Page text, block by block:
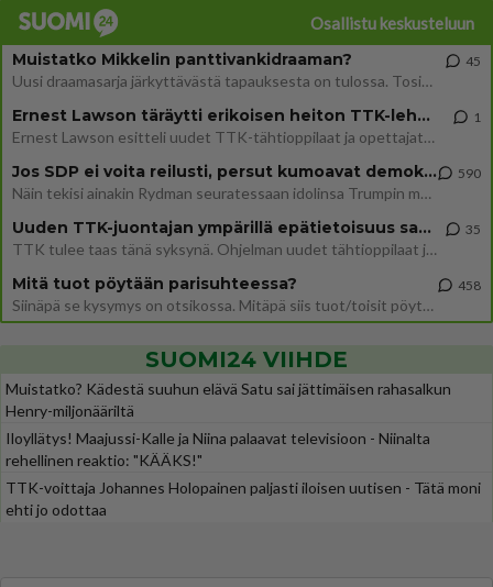
Osallistu keskusteluun
Muistatko Mikkelin panttivankidraaman?
Uusi draamasarja järkyttävästä tapauksesta on tulossa. Tositapahtumiin perustuva sarja ammentaa vuoden 1986 Mikkelin pan
45
Ernest Lawson täräytti erikoisen heiton TTK-lehdistötilaisuudessa: " Onko tässä tarkoituksena...?"
Ernest Lawson esitteli uudet TTK-tähtioppilaat ja opettajat torstaina 6.8. lehdistölle. Tulevalla kaudella on yksi hausk
1
Jos SDP ei voita reilusti, persut kumoavat demokratian Suomesta
Näin tekisi ainakin Rydman seuratessaan idolinsa Trumpin mallia https://www.is.fi/politiikka/art-2000012187244.html
590
Uuden TTK-juontajan ympärillä epätietoisuus sakenee - Nyt MTV hämmentää soppaa
TTK tulee taas tänä syksynä. Ohjelman uudet tähtioppilaat julkistetaan torstaina 6. elokuuta klo 14 alkavassa lehdistö
35
Mitä tuot pöytään parisuhteessa?
Siinäpä se kysymys on otsikossa. Mitäpä siis tuot/toisit pöytään parisuhteessa? Oletko mies vai nainen? Koetko sen mitä
458
SUOMI24 VIIHDE
Muistatko? Kädestä suuhun elävä Satu sai jättimäisen rahasalkun
Henry-miljonääriltä
Iloyllätys! Maajussi-Kalle ja Niina palaavat televisioon - Niinalta
rehellinen reaktio: "KÄÄKS!"
TTK-voittaja Johannes Holopainen paljasti iloisen uutisen - Tätä moni
ehti jo odottaa